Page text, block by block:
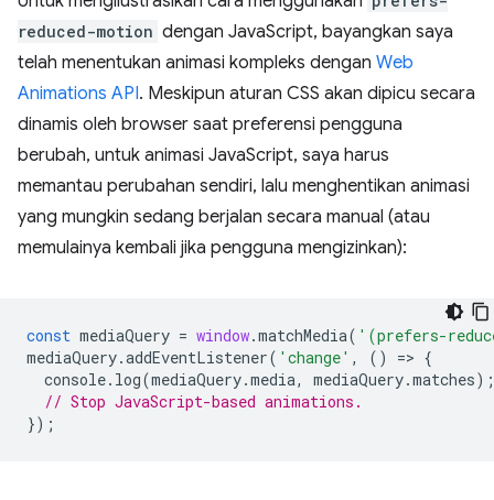
reduced-motion dengan JavaScript, bayangkan saya
telah menentukan animasi kompleks dengan Web
Animations API. Meskipun aturan CSS akan dipicu secara
dinamis oleh browser saat preferensi pengguna
berubah, untuk animasi JavaScript, saya harus
memantau perubahan sendiri, lalu menghentikan animasi
yang mungkin sedang berjalan secara manual (atau
memulainya kembali jika pengguna mengizinkan):
const mediaQuery = window.matchMedia( '(prefers-
mediaQuery.addEventListener( 'change' , () => {
console. log(mediaQuery.media, mediaQuery.matches);
// Stop JavaScript-based animations.
});